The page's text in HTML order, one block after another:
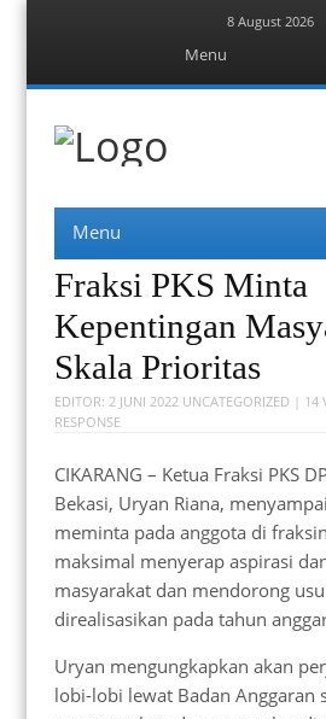
8 August 2026
content
Berita Bekasi
Menu
content
Fraksi PKS Minta
Kepentingan
Skala Prioritas
EDITOR: 2 JUNI 2022 UNCATEGORIZED | 14
RESPONSE
CIKARANG – Ketua Fraksi PKS
Bekasi, Uryan Riana,
meminta pada anggota di
maksimal menyerap aspirasi
masyarakat dan mendorong
direalisasikan pada tahun
Uryan mengungkapkan akan
lobi-lobi lewat Badan Anggaran